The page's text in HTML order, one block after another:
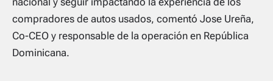
compradores de autos usados, comentó Jose Ureña,
Co-CEO y responsable de la operación en República
Dominicana.